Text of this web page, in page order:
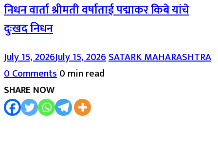
निधन वार्ता श्रीमती वर्षाताई पद्माकर किबे यांचे
दुःखद निधन
July 15, 2026July 15, 2026SATARK MAHARASHTRA
0 Comments0 min read
SHARE NOW